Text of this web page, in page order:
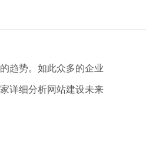
趋势。如此众多的企业
详细分析网站建设未来